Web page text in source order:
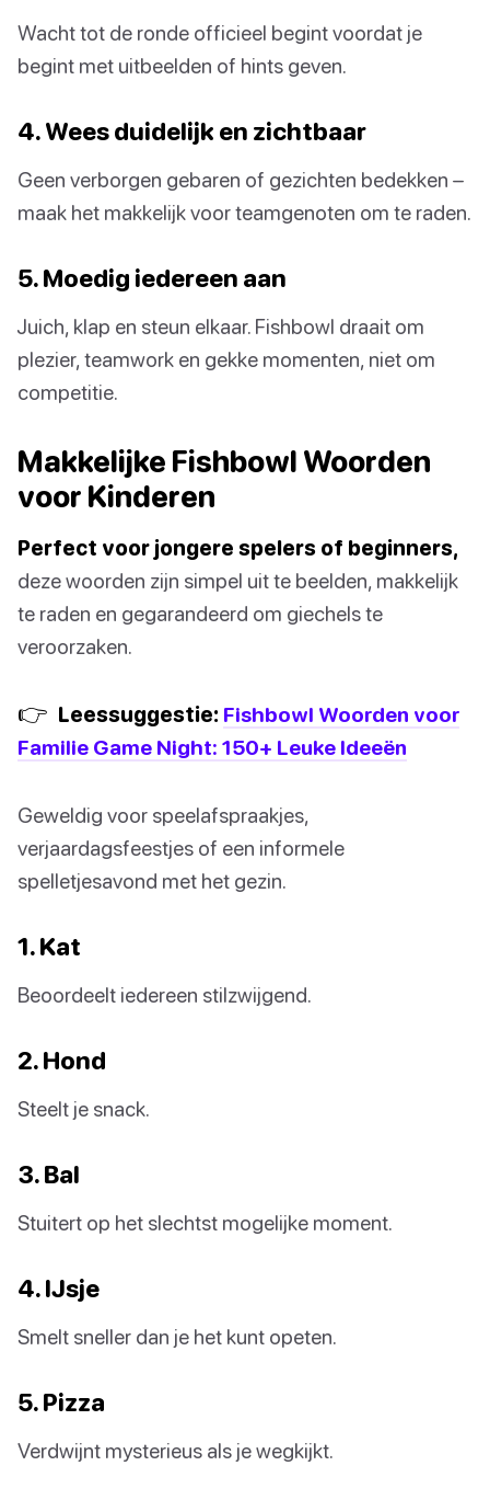
Wacht tot de ronde officieel begint voordat je
begint met uitbeelden of hints geven.
4. Wees duidelijk en zichtbaar
Geen verborgen gebaren of gezichten bedekken –
maak het makkelijk voor teamgenoten om te raden.
5. Moedig iedereen aan
Juich, klap en steun elkaar. Fishbowl draait om
plezier, teamwork en gekke momenten, niet om
competitie.
Makkelijke Fishbowl Woorden
voor Kinderen
Perfect voor jongere spelers of beginners,
deze woorden zijn simpel uit te beelden, makkelijk
te raden en gegarandeerd om giechels te
veroorzaken.
👉 Leessuggestie: Fishbowl Woorden voor
Familie Game Night: 150+ Leuke Ideeën
Geweldig voor speelafspraakjes,
verjaardagsfeestjes of een informele
spelletjesavond met het gezin.
1. Kat
Beoordeelt iedereen stilzwijgend.
2. Hond
Steelt je snack.
3. Bal
Stuitert op het slechtst mogelijke moment.
4. IJsje
Smelt sneller dan je het kunt opeten.
5. Pizza
Verdwijnt mysterieus als je wegkijkt.